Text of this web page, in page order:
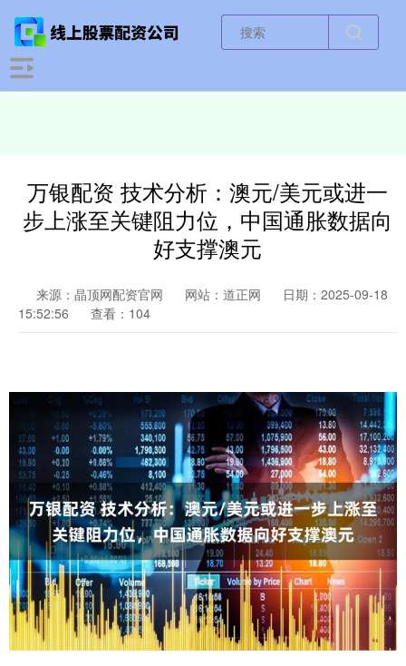
万银配资 技术分析：澳元/美元或进一
步上涨至关键阻力位，中国通胀数据向
好支撑澳元
来源：晶顶网配资官网 网站：道正网
日期：2025-09-18
15:52:56
查看：104